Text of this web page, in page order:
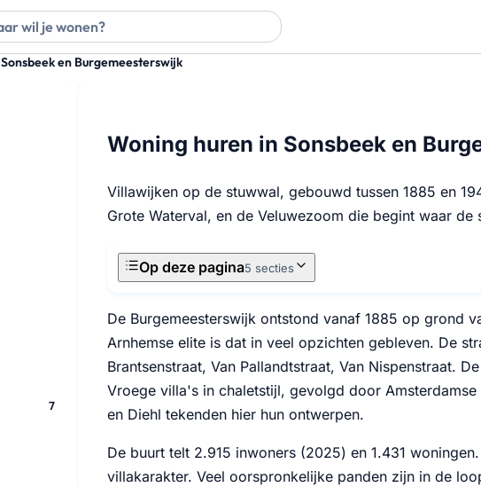
Sonsbeek en Burgemeesterswijk
7
Woning huren in Sonsbeek en
Villawijken op de stuwwal, gebouwd tussen 1885 en
Grote Waterval, en de Veluwezoom die begint waar de
Op deze pagina5 secties
De Burgemeesterswijk ontstond vanaf 1885 op grond
Arnhemse elite is dat in veel opzichten gebleven. De
Brantsenstraat, Van Pallandtstraat, Van Nispenstraat.
Vroege villa's in chaletstijl, gevolgd door
en Diehl tekenden hier hun ontwerpen.
De buurt telt 2.915 inwoners (2025) en 1.431
villakarakter. Veel oorspronkelijke panden zijn in de